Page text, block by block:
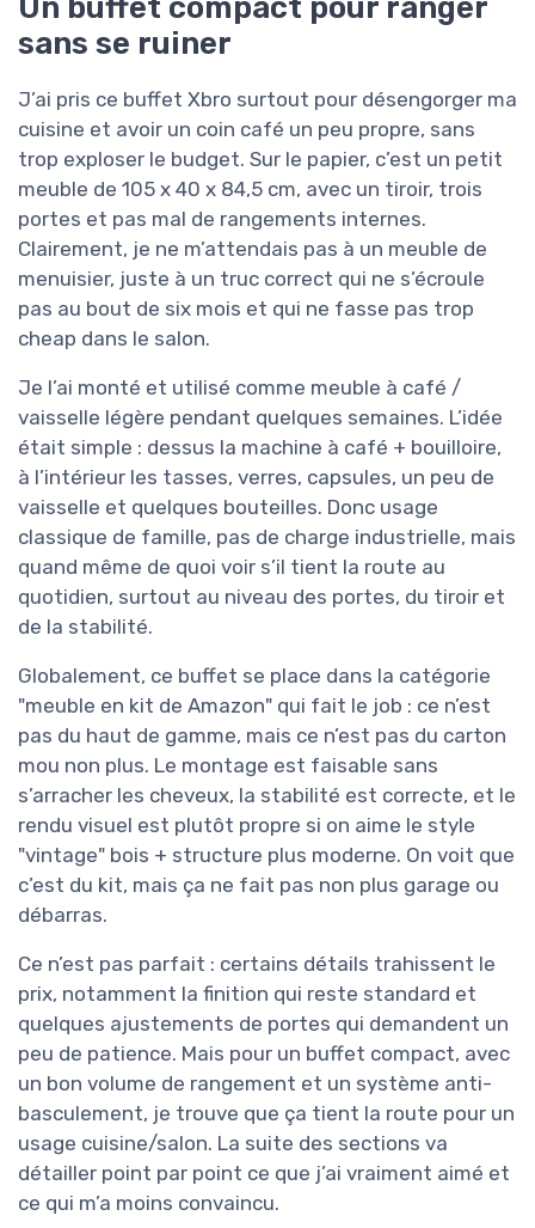
sans se ruiner
J’ai pris ce buffet Xbro surtout pour désengorger ma
cuisine et avoir un coin café un peu propre, sans
trop exploser le budget. Sur le papier, c’est un petit
meuble de 105 x 40 x 84,5 cm, avec un tiroir, trois
portes et pas mal de rangements internes.
Clairement, je ne m’attendais pas à un meuble de
menuisier, juste à un truc correct qui ne s’écroule
pas au bout de six mois et qui ne fasse pas trop
cheap dans le salon.
Je l’ai monté et utilisé comme meuble à café /
vaisselle légère pendant quelques semaines. L’idée
était simple : dessus la machine à café + bouilloire,
à l’intérieur les tasses, verres, capsules, un peu de
vaisselle et quelques bouteilles. Donc usage
classique de famille, pas de charge industrielle, mais
quand même de quoi voir s’il tient la route au
quotidien, surtout au niveau des portes, du tiroir et
de la stabilité.
Globalement, ce buffet se place dans la catégorie
"meuble en kit de Amazon" qui fait le job : ce n’est
pas du haut de gamme, mais ce n’est pas du carton
mou non plus. Le montage est faisable sans
s’arracher les cheveux, la stabilité est correcte, et le
rendu visuel est plutôt propre si on aime le style
"vintage" bois + structure plus moderne. On voit que
c’est du kit, mais ça ne fait pas non plus garage ou
débarras.
Ce n’est pas parfait : certains détails trahissent le
prix, notamment la finition qui reste standard et
quelques ajustements de portes qui demandent un
peu de patience. Mais pour un buffet compact, avec
un bon volume de rangement et un système anti-
basculement, je trouve que ça tient la route pour un
usage cuisine/salon. La suite des sections va
détailler point par point ce que j’ai vraiment aimé et
ce qui m’a moins convaincu.